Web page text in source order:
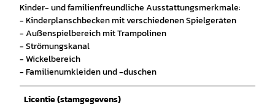
Kinder- und familienfreundliche Ausstattungsmerkmale:
- Kinderplanschbecken mit verschiedenen Spielgeräten
- Außenspielbereich mit Trampolinen
- Strömungskanal
- Wickelbereich
- Familienumkleiden und -duschen
Licentie (stamgegevens)